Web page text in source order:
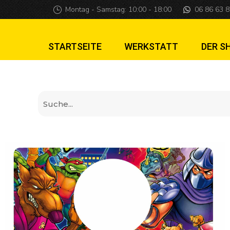
Teenage mutant
Montag - Samstag: 10:00 - 18:00 06 86 63
STARTSEITE WERKSTATT DER